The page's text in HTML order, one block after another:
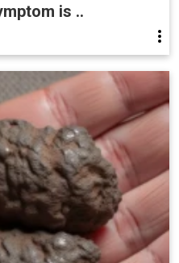
is ..